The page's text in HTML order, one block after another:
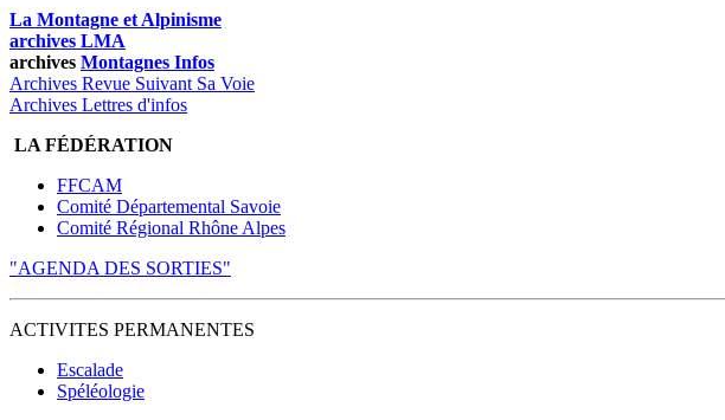
La Montagne et Alpinisme
archives LMA
archives Montagnes Infos
Archives Revue Suivant Sa Voie
Archives Lettres d'infos
LA FÉDÉRATION
FFCAM
Comité Départemental Savoie
Comité Régional Rhône Alpes
"AGENDA DES SORTIES"
ACTIVITES PERMANENTES
Escalade
Spéléologie